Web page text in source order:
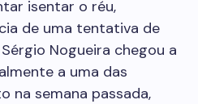
isentar o réu,
de uma tentativa de
Nogueira chegou a
a uma das
na semana passada,